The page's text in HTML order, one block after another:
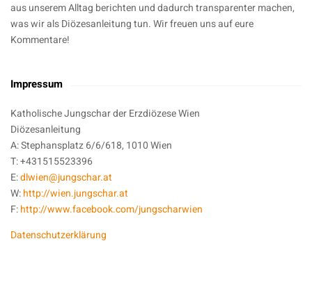
aus unserem Alltag berichten und dadurch transparenter machen,
was wir als Diözesanleitung tun. Wir freuen uns auf eure
Kommentare!
Impressum
Katholische Jungschar der Erzdiözese Wien
Diözesanleitung
A: Stephansplatz 6/6/618, 1010 Wien
T: +431515523396
E:dlwien@jungschar.at
W:http://wien.jungschar.at
F:http://www.facebook.com/jungscharwien
Datenschutzerklärung